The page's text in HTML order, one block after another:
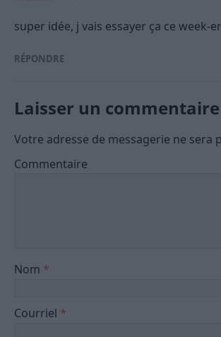
super idée, j vais essayer ça ce week-
RÉPONDRE
Laisser un commentaire
Votre adresse de messagerie ne sera
Commentaire
Nom *
Courriel *